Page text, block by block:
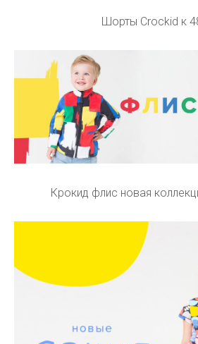
Шорты Crockid к
Крокид флис новая